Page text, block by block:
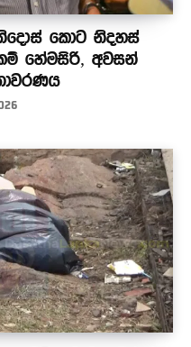
කොට නිදහස්
හේමසිරි, අවසන්